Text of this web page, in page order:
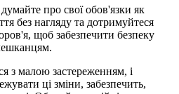
про свої обов'язки як
без нагляду та дотримуйтеся
щоб забезпечити безпеку
з малою застереженням, і
ці зміни, забезпечить,